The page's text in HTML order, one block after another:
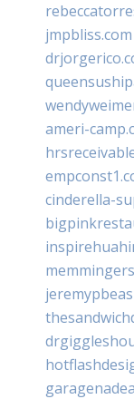
jmpbliss.com
ameri-
cinderella-